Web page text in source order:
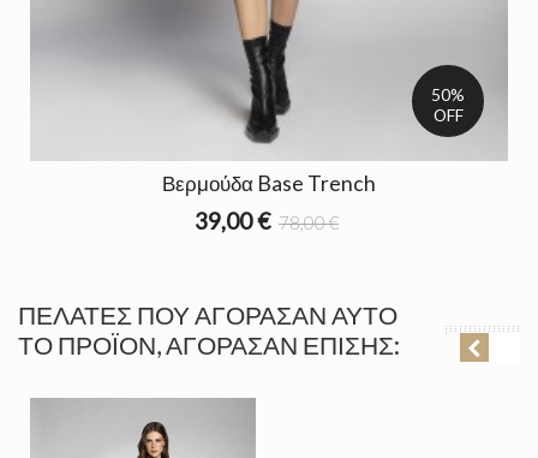
50%
OFF
Βερμούδα Base Trench
39,00 € 78,00 €
ΠΕΛΆΤΕΣ ΠΟΥ ΑΓΌΡΑΣΑΝ ΑΥΤΌ
ΤΟ ΠΡΟΪΌΝ, ΑΓΌΡΑΣΑΝ ΕΠΊΣΗΣ: